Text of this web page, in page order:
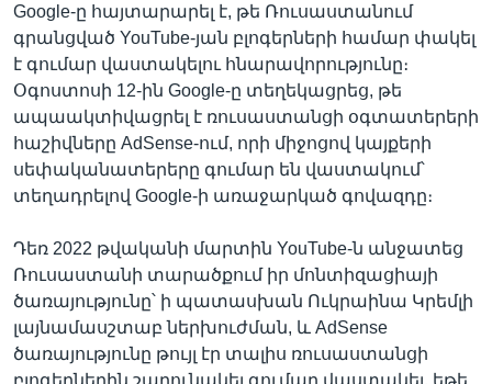
Google-ը հայտարարել է, թե Ռուսաստանում
գրանցված YouTube-յան բլոգերների համար փակել
է գումար վաստակելու հնարավորությունը։
Օգոստոսի 12-ին Google-ը տեղեկացրեց, թե
ապաակտիվացրել է ռուսաստանցի օգտատերերի
հաշիվները AdSense-ում, որի միջոցով կայքերի
սեփականատերերը գումար են վաստակում՝
տեղադրելով Google-ի առաջարկած գովազդը։
Դեռ 2022 թվականի մարտին YouTube-ն անջատեց
Ռուսաստանի տարածքում իր մոնտիզացիայի
ծառայությունը՝ ի պատասխան Ուկրաինա Կրեմլի
լայնամասշտաբ ներխուժման, և AdSense
ծառայությունը թույլ էր տալիս ռուսաստանցի
բլոգերներին շարունակել գումար վաստակել, եթե